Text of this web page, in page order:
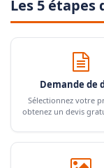
Les 5
Demande de
Sélectionnez votre
obtenez un devis